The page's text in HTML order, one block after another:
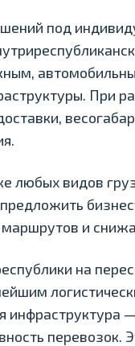
под
При
любых видов
и
на
инфраструктура